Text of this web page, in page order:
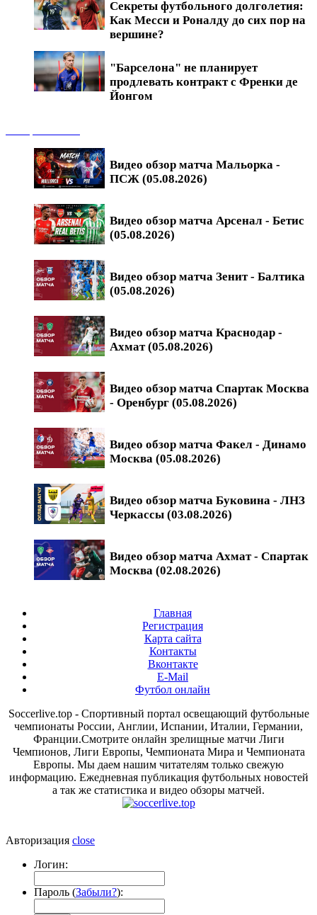
Секреты футбольного долголетия:
Как Месси и Роналду до сих пор на
вершине?
"Барселона" не планирует
продлевать контракт с Френки де
Йонгом
Видео обзор матча Мальорка -
ПСЖ (05.08.2026)
Видео обзор матча Арсенал - Бетис
(05.08.2026)
Видео обзор матча Зенит - Балтика
(05.08.2026)
Видео обзор матча Краснодар -
Ахмат (05.08.2026)
Видео обзор матча Спартак Москва
- Оренбург (05.08.2026)
Видео обзор матча Факел - Динамо
Москва (05.08.2026)
Видео обзор матча Буковина - ЛНЗ
Черкассы (03.08.2026)
Видео обзор матча Ахмат - Спартак
Москва (02.08.2026)
Главная
Регистрация
Карта сайта
Контакты
Вконтакте
E-Mail
Футбол онлайн
Soccerlive.top - Спортивный портал освещающий футбольные
чемпионаты России, Англии, Испании, Италии, Германии,
Франции.Смотрите онлайн зрелищные матчи Лиги
Чемпионов, Лиги Европы, Чемпионата Мира и Чемпионата
Европы. Мы даем нашим читателям только свежую
информацию. Ежедневная публикация футбольных новостей
а так же статистика и видео обзоры матчей.
Авторизация close
Логин:
Пароль (Забыли?):